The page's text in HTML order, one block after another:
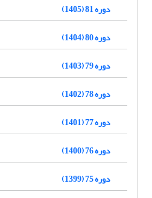
دوره 81 (1405)
دوره 80 (1404)
دوره 79 (1403)
دوره 78 (1402)
دوره 77 (1401)
دوره 76 (1400)
دوره 75 (1399)